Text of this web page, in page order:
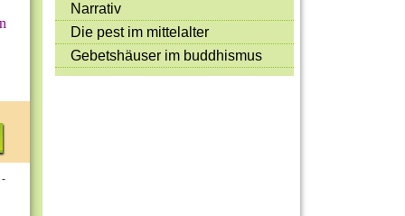
Game-Tests
Reisen, Events & Sport
E-Cards
-
Narrativ
Die pest im mittelalter
Gebetshäuser im buddhismus